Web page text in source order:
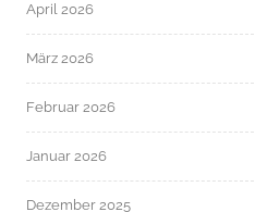
April 2026
März 2026
Februar 2026
Januar 2026
Dezember 2025